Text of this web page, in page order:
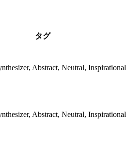
タグ
Abstract, Neutral, Inspirational
Abstract, Neutral, Inspirational